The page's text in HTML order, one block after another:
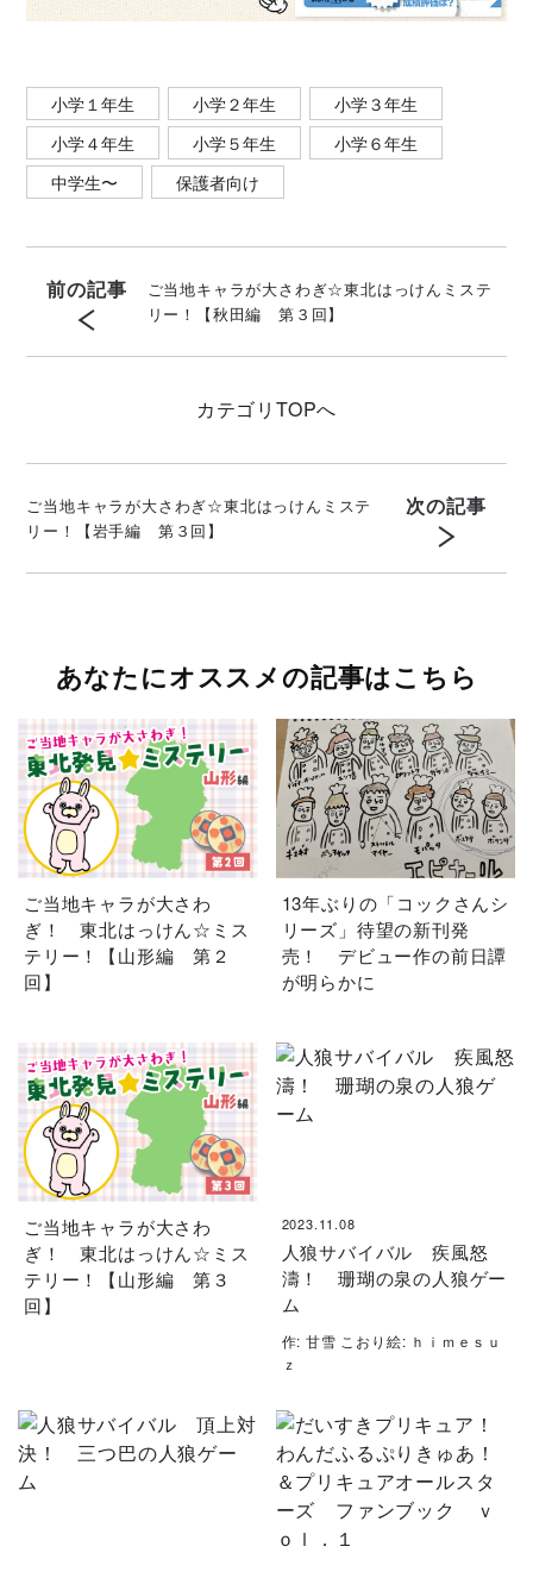
小学１年生 小学２年生
小学３年生
小学４年生
小学５年生
小学６年生
中学生〜
保護者向け
前の記事
ご当地キャラが大さわぎ☆東北はっけんミステ
リー！【秋田編 第３回】
カテゴリ TOPへ
ご当地キャラが大さわぎ☆東北はっけんミステ
リー！【岩手編 第３回】
次の記事
あなたにオススメの記事はこちら
ご当地キャラが大さわ
ぎ！ 東北はっけん☆ミス
テリー！【山形編 第２
回】
13年ぶりの「コックさんシ
リーズ」待望の新刊発
売！ デビュー作の前日譚
が明らかに
ご当地キャラが大さわ
ぎ！ 東北はっけん☆ミス
テリー！【山形編 第３
回】
2023.11.08
人狼サバイバル 疾風怒
濤！ 珊瑚の泉の人狼ゲー
ム
作: 甘雪 こおり絵: ｈｉｍｅｓｕ
ｚ